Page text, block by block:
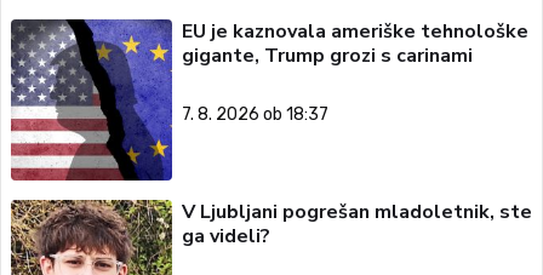
EU je kaznovala ameriške tehnološke
gigante, Trump grozi s carinami
7. 8. 2026 ob 18:37
V Ljubljani pogrešan mladoletnik, ste
ga videli?